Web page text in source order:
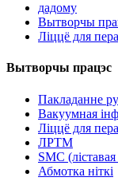
дадому
Вытворчы
Ліццё для
Вытворчы працэс
Пакладанне
Вакуумная
Ліццё для
ЛРТМ
SMC
Абмотка ніткі